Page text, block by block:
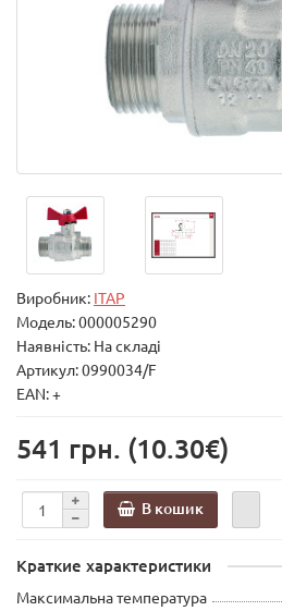
Виробник: ITAP
Модель:000005290
Наявність: На складі
Артикул: 0990034/F
EAN: +
541 грн. (10.30€)
В кошик
Краткие характеристики
Максимальна температура